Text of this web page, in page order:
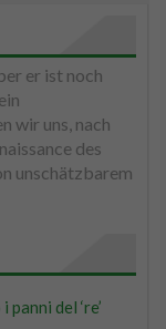
er ist noch
wir uns, nach
des
unschätzbarem